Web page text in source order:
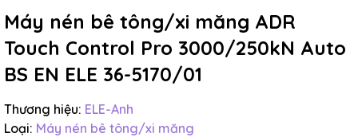
Máy nén bê tông/xi măng ADR
Touch Control Pro 3000/250kN Auto
BS EN ELE 36-5170/01
Thương hiệu: ELE-Anh
Loại: Máy nén bê tông/xi măng